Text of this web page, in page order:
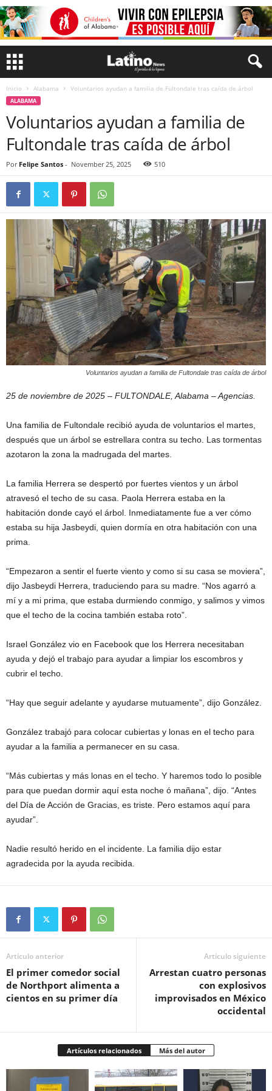
Inicio Alabama Voluntarios ayudan a familia de Fultondale tras caída de árbol
ALABAMA
Voluntarios ayudan a familia de
Fultondale tras caída de árbol
Por Felipe Santos - November 25, 2025 510
Voluntarios ayudan a familia de Fultondale tras caída de árbol
25 de noviembre de 2025 – FULTONDALE, Alabama – Agencias.
Una familia de Fultondale recibió ayuda de voluntarios el martes,
después que un árbol se estrellara contra su techo. Las tormentas
azotaron la zona la madrugada del martes.
La familia Herrera se despertó por fuertes vientos y un árbol
atravesó el techo de su casa. Paola Herrera estaba en la
habitación donde cayó el árbol. Inmediatamente fue a ver cómo
estaba su hija Jasbeydi, quien dormía en otra habitación con una
prima.
“Empezaron a sentir el fuerte viento y como si su casa se moviera”,
dijo Jasbeydi Herrera, traduciendo para su madre. “Nos agarró a
mí y a mi prima, que estaba durmiendo conmigo, y salimos y vimos
que el techo de la cocina también estaba roto”.
Israel González vio en Facebook que los Herrera necesitaban
ayuda y dejó el trabajo para ayudar a limpiar los escombros y
cubrir el techo.
“Hay que seguir adelante y ayudarse mutuamente”, dijo González.
González trabajó para colocar cubiertas y lonas en el techo para
ayudar a la familia a permanecer en su casa.
“Más cubiertas y más lonas en el techo. Y haremos todo lo posible
para que puedan dormir aquí esta noche ó mañana”, dijo. “Antes
del Día de Acción de Gracias, es triste. Pero estamos aquí para
ayudar”.
Nadie resultó herido en el incidente. La familia dijo estar
agradecida por la ayuda recibida.
Artículo anterior
El primer comedor social
de Northport alimenta a
cientos en su primer día
Artículo siguiente
Arrestan cuatro personas
con explosivos
improvisados en México
occidental
Artículos relacionados Más del autor